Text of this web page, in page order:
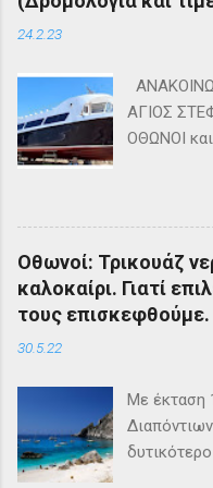
24.2.23
ΑΓΙΟΣ
ΟΘΩΝΟΙ
της
και
από 01/03/
Οθωνοί: Τρικουάζ
καλοκαίρι. Γιατί
τους επισκεφθούμε.
30.5.22
Με έκταση